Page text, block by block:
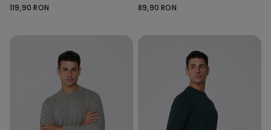
119,90 RON
89,90 RON